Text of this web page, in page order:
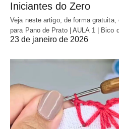
Iniciantes do Zero
Veja neste artigo, de forma
para Pano de Prato | AULA 1 |
23 de janeiro de 2026